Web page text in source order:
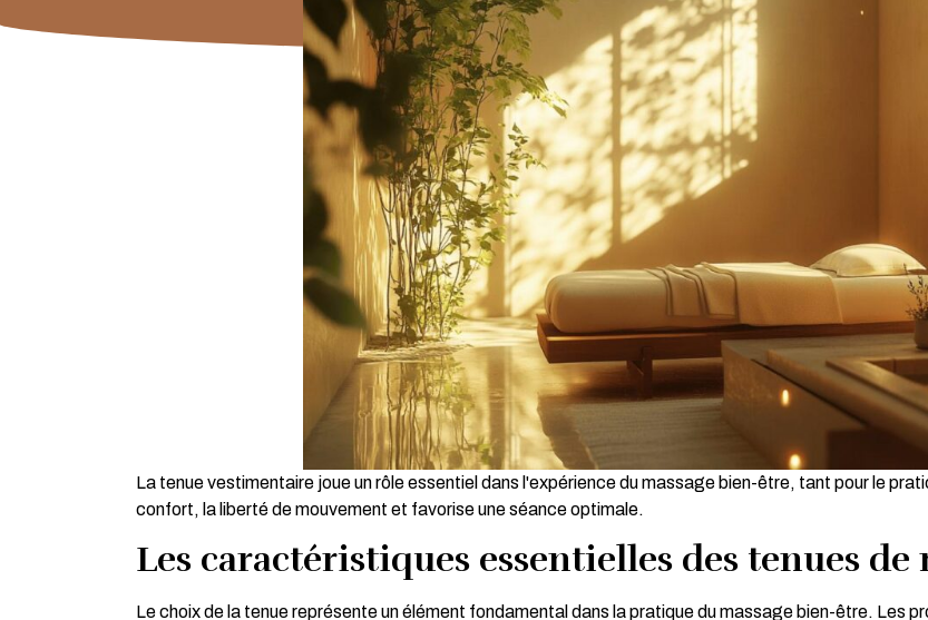
La tenue vestimentaire joue un rôle essentiel dans l'expérience du massage bien-être, tant pour le
confort, la liberté de mouvement et favorise une séance optimale.
Les caractéristiques essentielles des tenues de
Le choix de la tenue représente un élément fondamental dans la pratique du massage bien-être. Les